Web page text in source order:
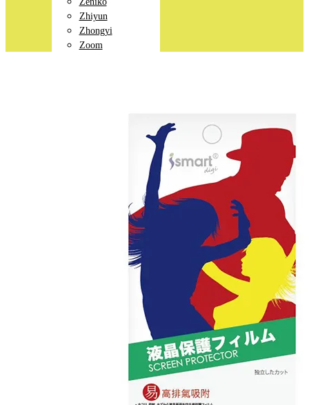
Zhiyun
Zhongyi
Zoom